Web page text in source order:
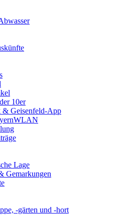
10er
& Geisenfeld-App
Lage
Gemarkungen
-gärten und -hort